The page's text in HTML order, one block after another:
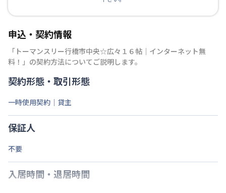
申込・契約情報
「 トーマンスリー行橋市中央☆広々１６帖｜インターネット無
料！ 」の契約方法についてご説明します。
契約形態・取引形態
一時使用契約｜貸主
保証人
不要
入居時間・退居時間